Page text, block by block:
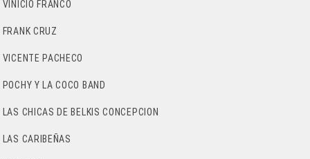
VINICIO FRANCO
FRANK CRUZ
VICENTE PACHECO
POCHY Y LA COCO BAND
LAS CHICAS DE BELKIS CONCEPCION
LAS CARIBEÑAS